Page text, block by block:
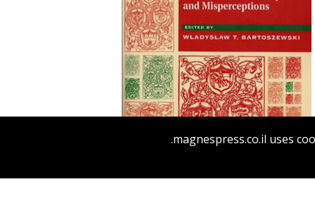
Wladyslaw T. Bartoszewski
magnespress.co.il uses